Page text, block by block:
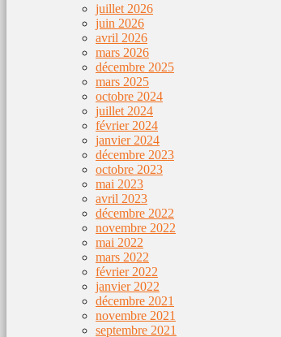
juillet 2026
juin 2026
avril 2026
mars 2026
décembre 2025
mars 2025
octobre 2024
juillet 2024
février 2024
janvier 2024
décembre 2023
octobre 2023
mai 2023
avril 2023
décembre 2022
novembre 2022
mai 2022
mars 2022
février 2022
janvier 2022
décembre 2021
novembre 2021
septembre 2021